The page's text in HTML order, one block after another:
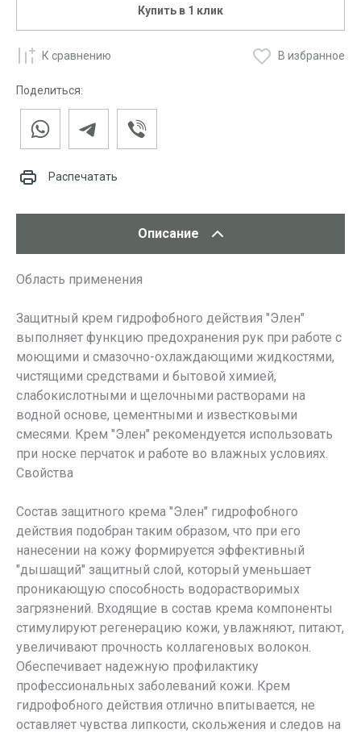
Купить в 1 клик
К сравнению В избранное
Поделиться:
Распечатать
Описание
Область применения
Защитный крем гидрофобного действия "Элен"
выполняет функцию предохранения рук при работе с
моющими и смазочно-охлаждающими жидкостями,
чистящими средствами и бытовой химией,
слабокислотными и щелочными растворами на
водной основе, цементными и известковыми
смесями. Крем "Элен" рекомендуется использовать
при носке перчаток и работе во влажных условиях.
Свойства
Состав защитного крема "Элен" гидрофобного
действия подобран таким образом, что при его
нанесении на кожу формируется эффективный
"дышащий" защитный слой, который уменьшает
проникающую способность водорастворимых
загрязнений. Входящие в состав крема компоненты
стимулируют регенерацию кожи, увлажняют, питают,
увеличивают прочность коллагеновых волокон.
Обеспечивает надежную профилактику
профессиональных заболеваний кожи. Крем
гидрофобного действия отлично впитывается, не
оставляет чувства липкости, скольжения и следов на